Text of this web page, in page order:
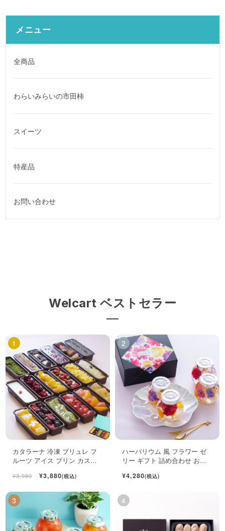
メニュー
全商品
わらいみらいの市田柿
スイーツ
特産品
お問い合わせ
Welcart ベストセラー
カタラーナ 冷凍 ブリュレ フ
ルーツ アイス プリン カスタ
¥3,980 ¥3,880(税込)
ハーバリウム 風 フラワー ゼ
リー ギフト 詰め合わせ おし
¥4,280(税込)